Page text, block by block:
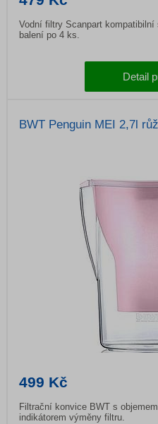
Vodní filtry Scanpart
balení po 4 ks.
Detail
BWT Penguin MEI 2,7l
499 Kč
Filtrační konvice BWT s
indikátorem výměny filtru.